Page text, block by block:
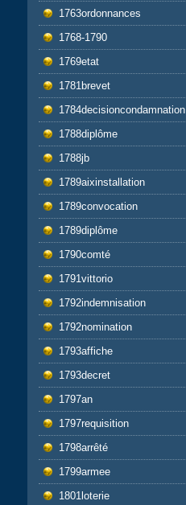
1763ordonnances
1768-1790
1769etat
1781brevet
1784decisioncondamnation
1788diplôme
1788jb
1789aixinstallation
1789convocation
1789diplôme
1790comté
1791vittorio
1792indemnisation
1792nomination
1793affiche
1793decret
1797an
1797requisition
1798arrêté
1799armee
1801loterie